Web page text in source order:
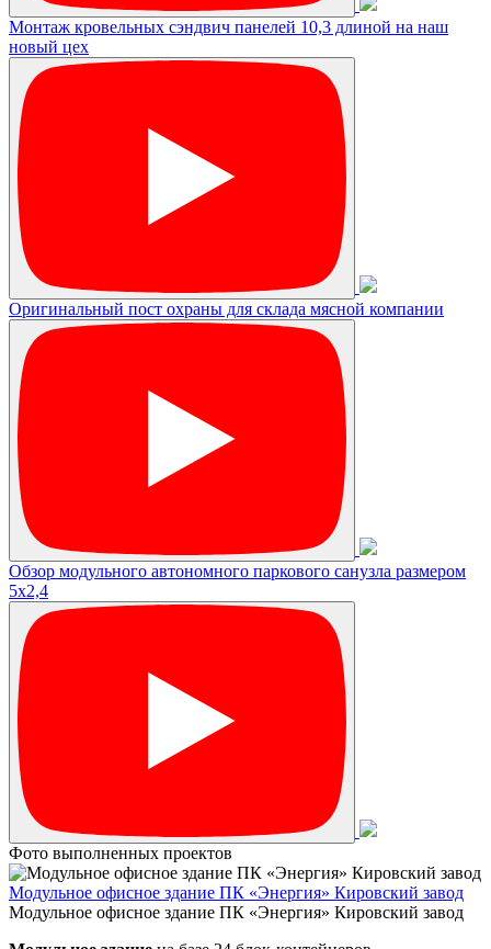
Монтаж кровельных сэндвич панелей 10,3 длиной на наш
новый цех
Оригинальный пост охраны для склада мясной компании
Обзор модульного автономного паркового санузла размером
5х2,4
Фото выполненных проектов
Модульное офисное здание ПК «Энергия» Кировский завод
Модульное офисное здание ПК «Энергия» Кировский завод